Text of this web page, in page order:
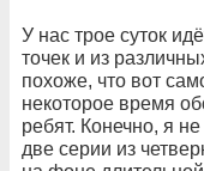
У нас трое суток
точек и из
похоже, что вот
некоторое время
ребят. Конечно, я
две серии из